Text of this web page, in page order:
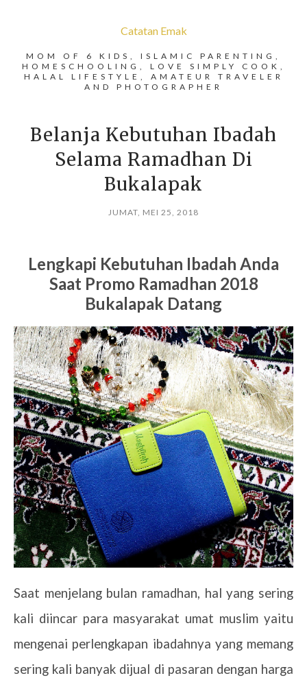
Catatan Emak
MOM OF 6 KIDS, ISLAMIC PARENTING,
HOMESCHOOLING, LOVE SIMPLY COOK,
HALAL LIFESTYLE, AMATEUR TRAVELER
AND PHOTOGRAPHER
Belanja Kebutuhan Ibadah
Selama Ramadhan Di
Bukalapak
JUMAT, MEI 25, 2018
Lengkapi Kebutuhan Ibadah Anda
Saat Promo Ramadhan 2018
Bukalapak Datang
Saat menjelang bulan ramadhan, hal yang sering
kali diincar para masyarakat umat muslim yaitu
mengenai perlengkapan ibadahnya yang memang
sering kali banyak dijual di pasaran dengan harga